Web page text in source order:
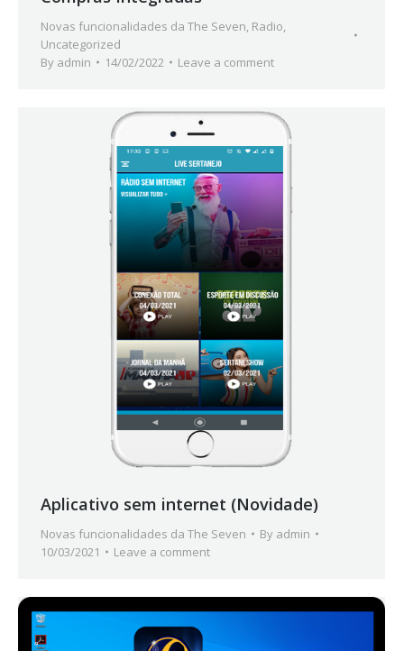
Novas funcionalidades da The Seven, Radio,
Uncategorized
By admin 14/02/2022 Leave a comment
Aplicativo sem internet (Novidade)
Novas funcionalidades da The Seven By admin
10/03/2021
Leave a comment